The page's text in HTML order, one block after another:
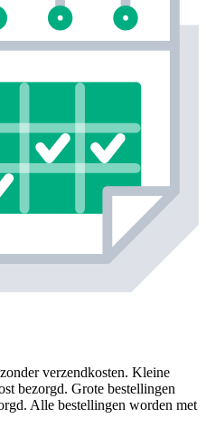
verzendkosten. Kleine
bezorgd. Grote bestellingen
Alle bestellingen worden met